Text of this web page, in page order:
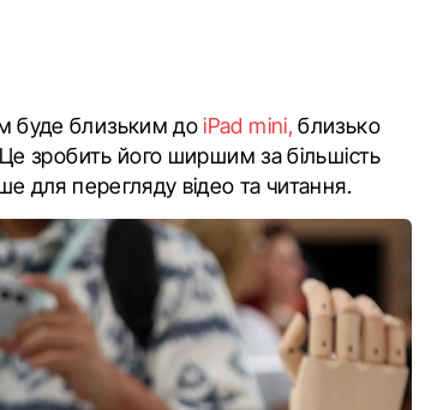
буде близьким доiPad mini, близько
зробить його ширшим за більшість
для перегляду відео та читання.